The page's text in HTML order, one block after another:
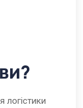
логістики